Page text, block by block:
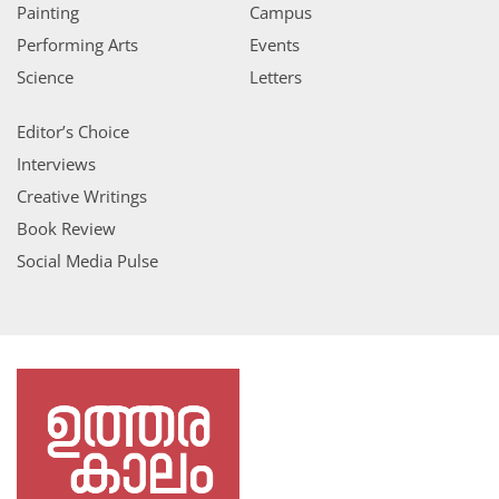
Painting
Performing Arts
Science
Campus
Events
Letters
Editor’s Choice
Interviews
Creative Writings
Book Review
Social Media Pulse